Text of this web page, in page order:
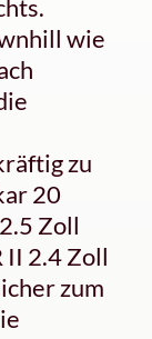
wie
zu
20
Zoll
II 2.4 Zoll
zum